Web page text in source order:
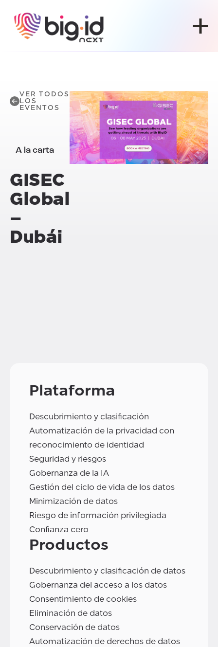
VER TODOS
LOS
EVENTOS
A la carta
GISEC
Global
–
Dubái
Plataforma
Descubrimiento y clasificación
Automatización de la privacidad con
reconocimiento de identidad
Seguridad y riesgos
Gobernanza de la IA
Gestión del ciclo de vida de los datos
Minimización de datos
Riesgo de información privilegiada
Confianza cero
Productos
Descubrimiento y clasificación de datos
Gobernanza del acceso a los datos
Consentimiento de cookies
Eliminación de datos
Conservación de datos
Automatización de derechos de datos